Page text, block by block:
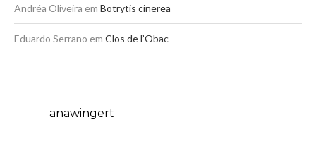
Andréa Oliveira em Botrytis cinerea
Eduardo Serrano em Clos de l’Obac
anawingert